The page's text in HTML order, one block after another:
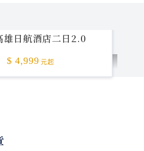
雄日航酒店二日2.0
$ 4,999 元起